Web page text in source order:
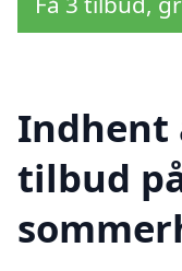
Indhent
tilbud